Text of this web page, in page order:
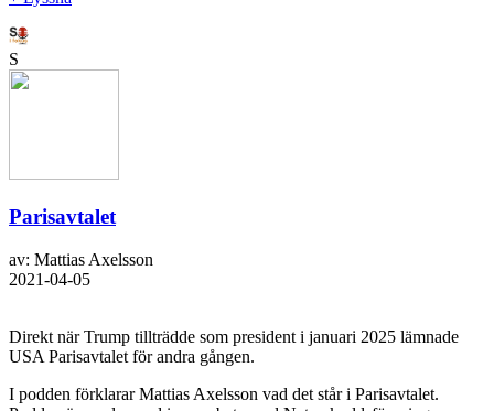
S
Parisavtalet
av: Mattias Axelsson
2021-04-05
Direkt när Trump tillträdde som president i januari 2025 lämnade
USA Parisavtalet för andra gången.
I podden förklarar Mattias Axelsson vad det står i Parisavtalet.